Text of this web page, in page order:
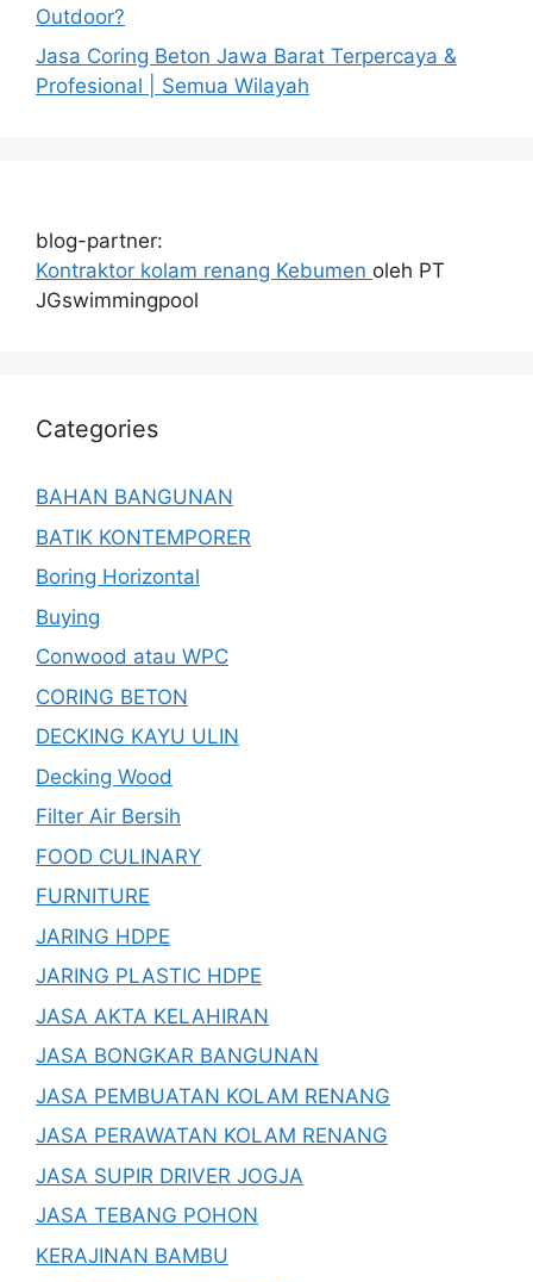
Outdoor?
Jasa Coring Beton Jawa Barat Terpercaya &
Profesional | Semua Wilayah
blog-partner:
Kontraktor kolam renang Kebumen oleh PT
JGswimmingpool
Categories
BAHAN BANGUNAN
BATIK KONTEMPORER
Boring Horizontal
Buying
Conwood atau WPC
CORING BETON
DECKING KAYU ULIN
Decking Wood
Filter Air Bersih
FOOD CULINARY
FURNITURE
JARING HDPE
JARING PLASTIC HDPE
JASA AKTA KELAHIRAN
JASA BONGKAR BANGUNAN
JASA PEMBUATAN KOLAM RENANG
JASA PERAWATAN KOLAM RENANG
JASA SUPIR DRIVER JOGJA
JASA TEBANG POHON
KERAJINAN BAMBU